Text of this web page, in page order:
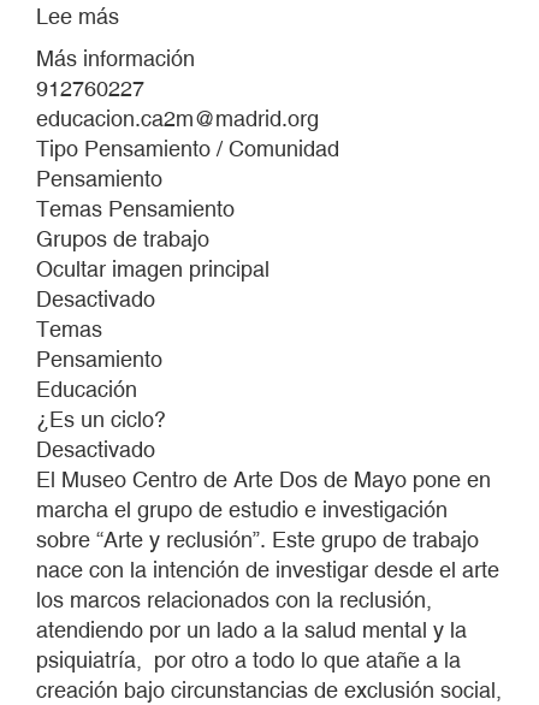
Lee más
ZAFRA,
O
CÓMO
COSECHAR
REVUELTA.
Más información
912760227
educacion.ca2m@madrid.org
Tipo Pensamiento / Comunidad
Pensamiento
Temas Pensamiento
Grupos de trabajo
Ocultar imagen principal
Desactivado
Temas
Pensamiento
Educación
¿Es un ciclo?
Desactivado
El Museo Centro de Arte Dos de Mayo pone en
marcha el grupo de estudio e investigación
sobre “Arte y reclusión”. Este grupo de trabajo
nace con la intención de investigar desde el arte
los marcos relacionados con la reclusión,
atendiendo por un lado a la salud mental y la
psiquiatría, por otro a todo lo que atañe a la
creación bajo circunstancias de exclusión social,